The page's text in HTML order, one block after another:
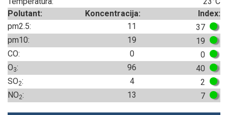
Polutant:
Koncentracija:
Index:
pm2.5:
11
37
pm10:
19
19
CO:
0
0
O3: 96
40
SO2: 4
2
NO2: 13 7